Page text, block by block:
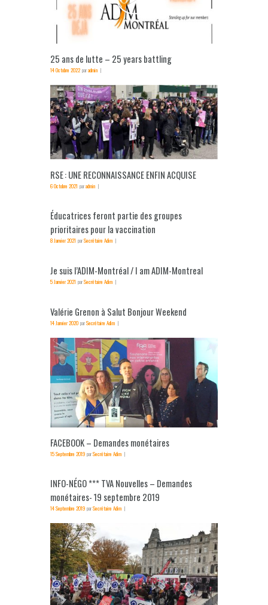
25 ans de lutte – 25 years battling
14 Octobre 2022 paradmin
RSE : UNE RECONNAISSANCE ENFIN ACQUISE
6 Octobre 2021 paradmin
Éducatrices feront partie des groupes
prioritaires pour la vaccination
8 Janvier 2021 parSecrétaire Adim
Je suis l’ADIM-Montréal / I am ADIM-Montreal
5 Janvier 2021 parSecrétaire Adim
Valérie Grenon à Salut Bonjour Weekend
14 Janvier 2020 parSecrétaire Adim
FACEBOOK – Demandes monétaires
15 Septembre 2019 parSecrétaire Adim
INFO-NÉGO *** TVA Nouvelles – Demandes
monétaires- 19 septembre 2019
14 Septembre 2019 parSecrétaire Adim